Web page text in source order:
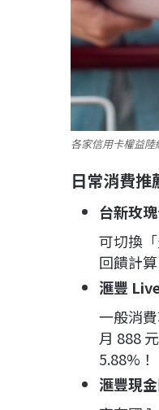
各家信用卡權益
日常消費
台新玫
可切換
回饋計
滙豐
一般消
月 888
5.88%！
滙豐現